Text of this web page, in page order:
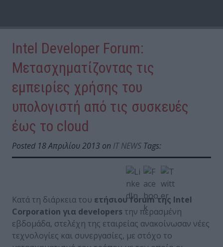
Intel Developer Forum:
Μετασχηματίζοντας τις
εμπειρίες χρήσης του
υπολογιστή από τις συσκευές
έως το cloud
Posted 18 Απριλίου 2013 on IT NEWS Tags:
Κατά τη διάρκεια του ετήσιου forum της Intel
Corporation για developers την περασμένη
εβδομάδα, στελέχη της εταιρείας ανακοίνωσαν νέες
τεχνολογίες και συνεργασίες, με στόχο το